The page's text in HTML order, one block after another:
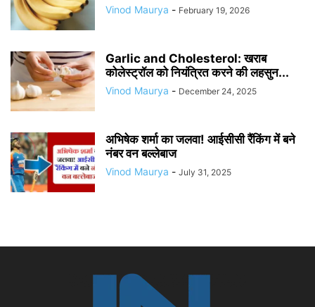
Vinod Maurya - February 19, 2026
Garlic and Cholesterol: खराब
कोलेस्ट्रॉल को नियंत्रित करने की लहसुन...
Vinod Maurya - December 24, 2025
​अभिषेक शर्मा का जलवा! आईसीसी रैंकिंग में बने
नंबर वन बल्लेबाज
Vinod Maurya - July 31, 2025